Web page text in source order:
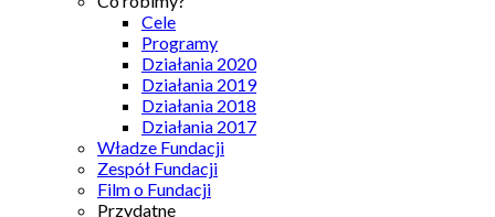
Cele
Programy
Działania 2020
Działania 2019
Działania 2018
Działania 2017
Władze Fundacji
Zespół Fundacji
Film o Fundacji
Przydatne